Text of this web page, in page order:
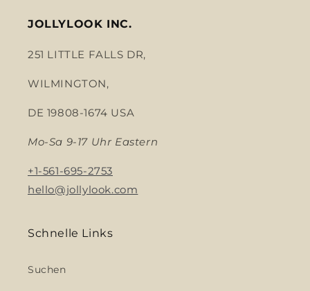
JOLLYLOOK INC.
251 LITTLE FALLS DR,
WILMINGTON,
DE 19808-1674 USA
Mo-Sa 9-17 Uhr Eastern
+1-561-695-2753
hello@jollylook.com
Schnelle Links
Suchen